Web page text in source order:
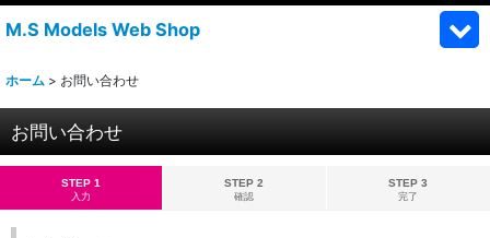
M.S Models Web Shop
ホーム > お問い合わせ
お問い合わせ
STEP 1
入力
STEP 2
確認
STEP 3
完了